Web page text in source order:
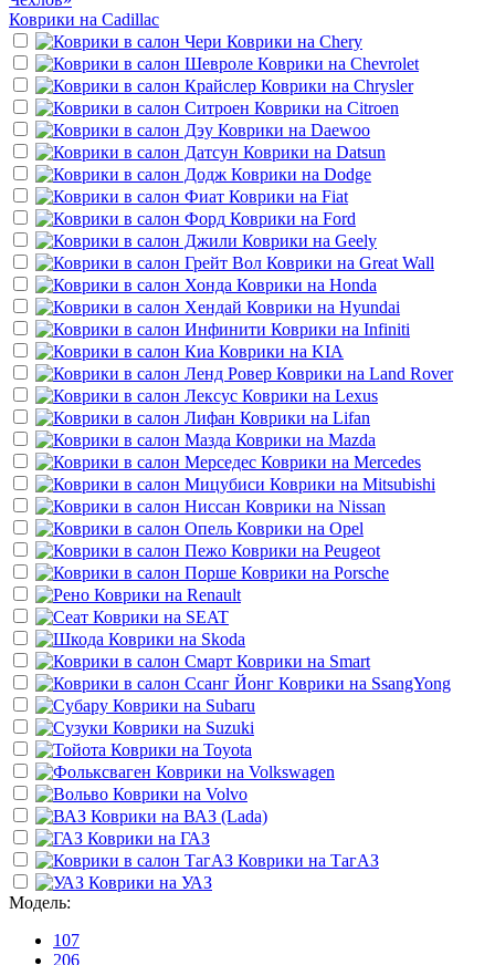
Коврики на Cadillac
Коврики на Chery
Коврики на Chevrolet
Коврики на Chrysler
Коврики на Citroen
Коврики на Daewoo
Коврики на Datsun
Коврики на Dodge
Коврики на Fiat
Коврики на Ford
Коврики на Geely
Коврики на Great Wall
Коврики на Honda
Коврики на Hyundai
Коврики на Infiniti
Коврики на KIA
Коврики на Land Rover
Коврики на Lexus
Коврики на Lifan
Коврики на Mazda
Коврики на Mercedes
Коврики на Mitsubishi
Коврики на Nissan
Коврики на Opel
Коврики на Peugeot
Коврики на Porsche
Коврики на Renault
Коврики на SEAT
Коврики на Skoda
Коврики на Smart
Коврики на SsangYong
Коврики на Subaru
Коврики на Suzuki
Коврики на Toyota
Коврики на Volkswagen
Коврики на Volvo
Коврики на ВАЗ (Lada)
Коврики на ГАЗ
Коврики на ТагАЗ
Коврики на УАЗ
Модель:
107
206